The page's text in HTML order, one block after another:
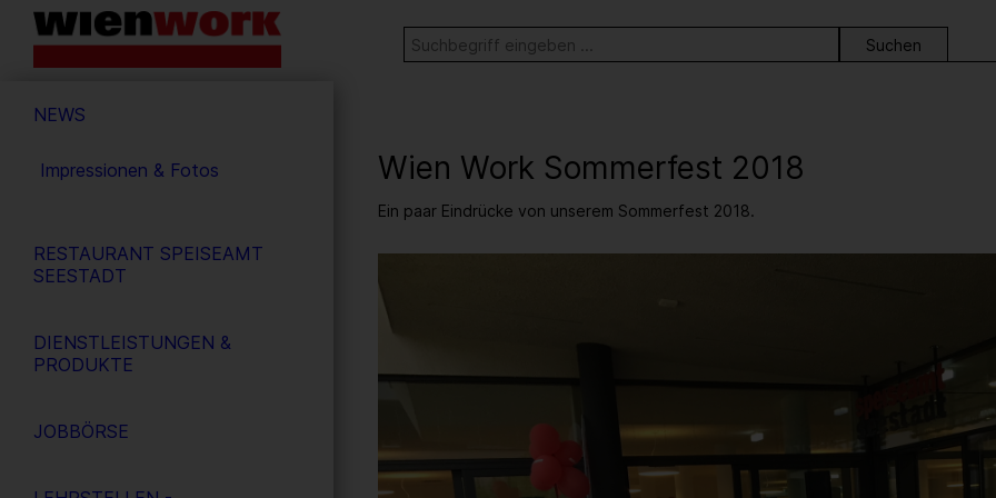
Barrierefreie
Bedienung
Webseite
Stichwortsuche
SUCHE
NEWS
Impressionen & Fotos
RESTAURANT SPEISEAMT
SEESTADT
DIENSTLEISTUNGEN &
PRODUKTE
JOBBÖRSE
Wien Work Sommerfest 2018
Ein paar Eindrücke von unserem Sommerfest 2018.